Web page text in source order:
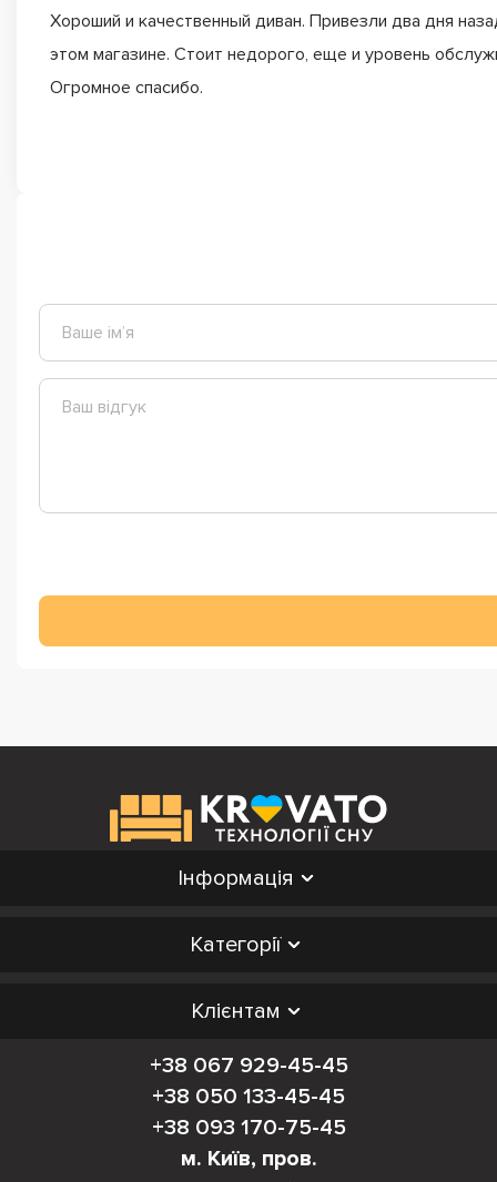
Хороший и качественный диван. Привезли два дня
этом магазине. Стоит недорого, еще и уровень
Огромное спасибо.
Інформація
Категорії
Клієнтам
+38 067 929-45-45
+38 050 133-45-45
+38 093 170-75-45
м. Київ, пров.